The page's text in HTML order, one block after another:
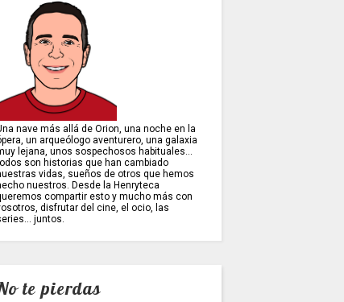
nave más allá de Orion, una noche en la
un arqueólogo aventurero, una galaxia
lejana, unos sospechosos habituales...
son historias que han cambiado
vidas, sueños de otros que hemos
nuestros. Desde la Henryteca
compartir esto y mucho más con
disfrutar del cine, el ocio, las
juntos.
te pierdas